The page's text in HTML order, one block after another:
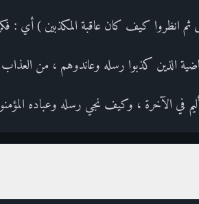
انظروا كيف كان عاقبة المكذبين ) أي :
الذين كذبوا رسله وعاندوهم ، من العذاب
في الآخرة ، وكيف نجي رسله وعباده